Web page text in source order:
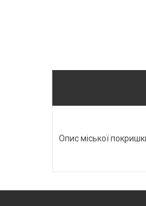
Опис міської